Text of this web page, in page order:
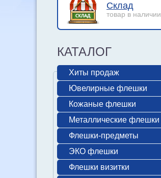
Склад
товар в наличии
КАТАЛОГ
Хиты продаж
Ювелирные флешки
Кожаные флешки
Металлические флешки
Флешки-предметы
ЭКО флешки
Флешки визитки